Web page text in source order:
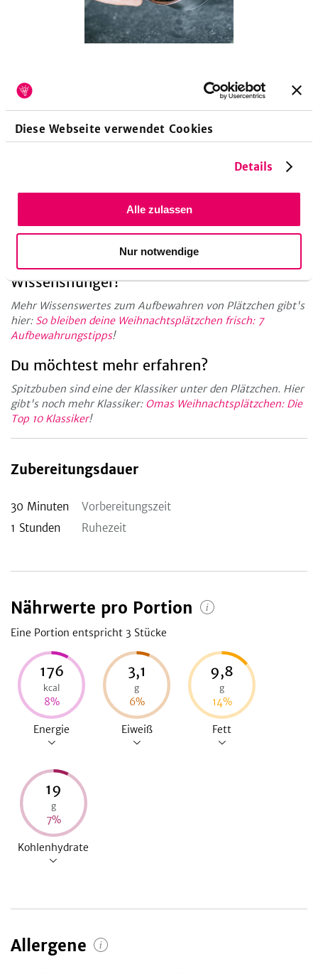
Diese Webseite verwendet Cookies
Details
Alle zulassen
Nur notwendige
Küchengeräte
Frischhaltefolie
Kühlschrank
Das Spritzgebäck hält sich in einer luftdichten Dose zwischen
Backpapier verpackt 2-3 Wochen.
Wissenshunger!
Mehr Wissenswertes zum Aufbewahren von Plätzchen gibt's
hier: So bleiben deine Weihnachtsplätzchen frisch: 7
Aufbewahrungstipps!
Du möchtest mehr erfahren?
Spitzbuben sind eine der Klassiker unter den Plätzchen. Hier
gibt's noch mehr Klassiker: Omas Weihnachtsplätzchen: Die
Top 10 Klassiker!
Zubereitungsdauer
30 Minuten
Vorbereitungszeit
1 Stunden Ruhezeit
Nährwerte pro Portion
Eine Portion entspricht 3 Stücke
176
kcal
8%
Energie
3,1
g
6%
Eiweiß
9,8
g
14%
Fett
19
g
7%
Kohlenhydrate
Allergene